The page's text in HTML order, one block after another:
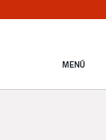
MENÚ